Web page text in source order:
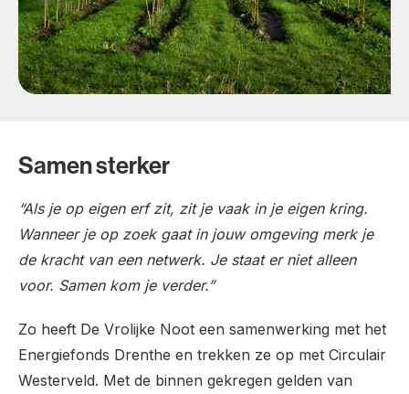
Samen sterker
“Als je op eigen erf zit, zit je vaak in je eigen kring.
Wanneer je op zoek gaat in jouw omgeving merk je
de kracht van een netwerk. Je staat er niet alleen
voor. Samen kom je verder.”
Zo heeft De Vrolijke Noot een samenwerking met het
Energiefonds Drenthe en trekken ze op met Circulair
Westerveld. Met de binnen gekregen gelden van